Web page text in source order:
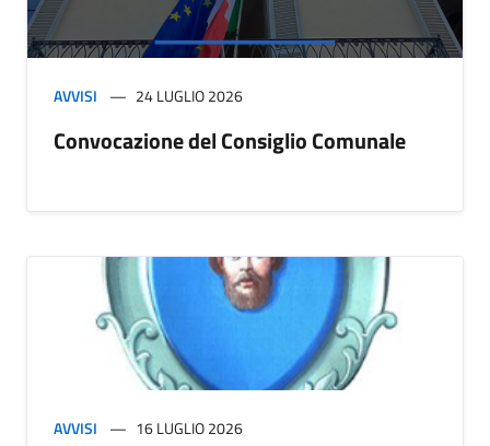
AVVISI 24 LUGLIO 2026
Convocazione del Consiglio Comunale
AVVISI 16 LUGLIO 2026